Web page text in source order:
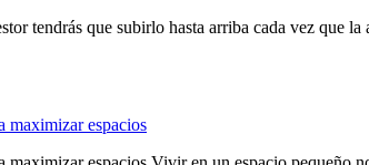
tendrás que subirlo hasta arriba cada vez que la
maximizar espacios